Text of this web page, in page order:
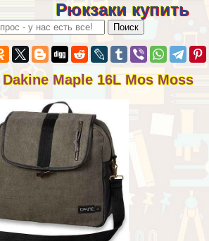
Рюкзаки купить
Maple 16L Mos Moss